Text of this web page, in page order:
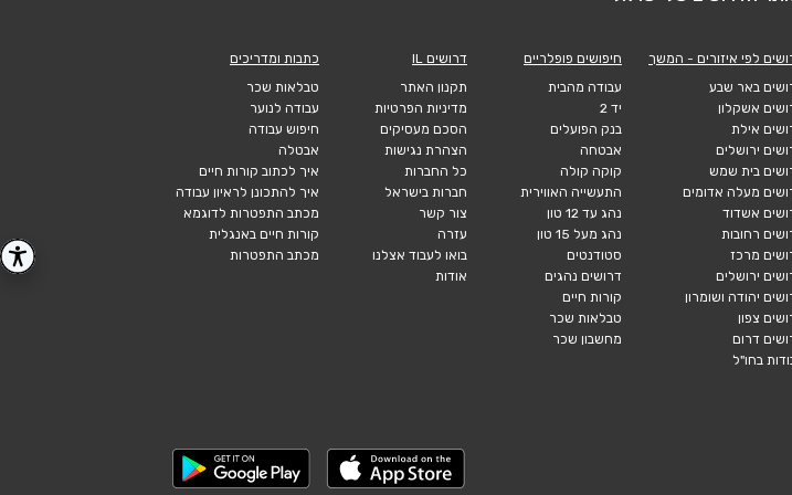
לפי איזורים - המשך
באר שבע
אשקלון
אילת
ירושלים
בית שמש
מעלה אדומים
אשדוד
רחובות
מרכז
ירושלים
יהודה ושומרון
צפון
דרום
בחו"ל
חיפושים פופלריים
עבודה מהבית
יד 2
בנק הפועלים
אבטחה
קוקה קולה
התעשייה האווירית
נהג עד 12 טון
נהג מעל 15 טון
סטודנטים
דרושים נהגים
קורות חיים
טבלאות שכר
מחשבון שכר
דרושים IL
תקנון האתר
מדיניות הפרטיות
הסכם מעסיקים
הצהרת נגישות
כל החברות
חברות בישראל
צור קשר
עזרה
בואו לעבוד אצלנו
אודות
כתבות ומדריכים
טבלאות שכר
עבודה לנוער
חיפוש עבודה
אבטלה
איך לכתוב קורות חיים
איך להתכונן לראיון עבודה
מכתב התפטרות לדוגמא
קורות חיים באנגלית
מכתב התפטרות